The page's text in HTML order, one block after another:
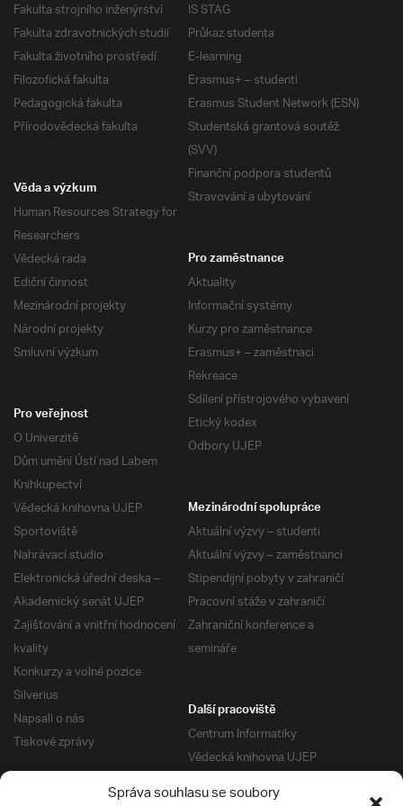
Správa souhlasu se soubory
Fakulta strojního inženýrství
Fakulta zdravotnických studií
Fakulta životního prostředí
Filozofická fakulta
Pedagogická fakulta
Přírodovědecká fakulta
IS STAG
Průkaz studenta
E-learning
Erasmus+ – studenti
Erasmus Student Network (ESN)
Studentská grantová soutěž
(SVV)
Finanční podpora studentů
Stravování a ubytování
Věda a výzkum
Human Resources Strategy for
Researchers
Vědecká rada
Ediční činnost
Mezinárodní projekty
Národní projekty
Smluvní výzkum
Pro zaměstnance
Aktuality
Informační systémy
Kurzy pro zaměstnance
Erasmus+ – zaměstnaci
Rekreace
Sdílení přístrojového vybavení
Etický kodex
Odbory UJEP
Pro veřejnost
O Univerzitě
Dům umění Ústí nad Labem
Knihkupectví
Vědecká knihovna UJEP
Sportoviště
Nahrávací studio
Elektronická úřední deska –
Akademický senát UJEP
Zajišťování a vnitřní hodnocení
kvality
Konkurzy a volné pozice
Silverius
Napsali o nás
Tiskové zprávy
Mezinárodní spolupráce
Aktuální výzvy – studenti
Aktuální výzvy – zaměstnanci
Stipendijní pobyty v zahraničí
Pracovní stáže v zahraničí
Zahraniční konference a
semináře
Další pracoviště
Centrum Informatiky
Vědecká knihovna UJEP
Správa kolejí a menz